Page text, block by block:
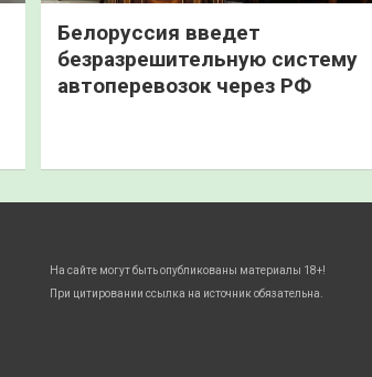
Белоруссия введет
безразрешительную систему
автоперевозок через РФ
На сайте могут быть опубликованы материалы 18+!
При цитировании ссылка на источник обязательна.